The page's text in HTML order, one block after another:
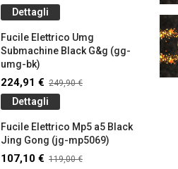
Dettagli
Fucile Elettrico Umg
Submachine Black G&g (gg-
umg-bk)
224,91 € 249,90 €
Dettagli
Fucile Elettrico Mp5 a5 Black
Jing Gong (jg-mp5069)
107,10 € 119,00 €